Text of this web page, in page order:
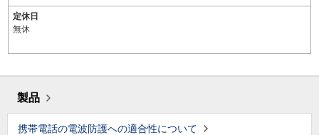
定休日
無休
製品
携帯電話の電波防護への適合性について